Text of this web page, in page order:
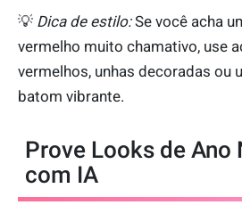
💡 Dica de estilo:Se você acha
vermelho muito chamativo, use
vermelhos, unhas decoradas ou
batom vibrante.
Prove Looks de Ano
com IA